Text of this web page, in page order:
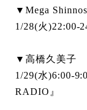
▼Mega
1/28(火)22:00-
▼高橋久美子
1/29(水)6:00-
RADIO』